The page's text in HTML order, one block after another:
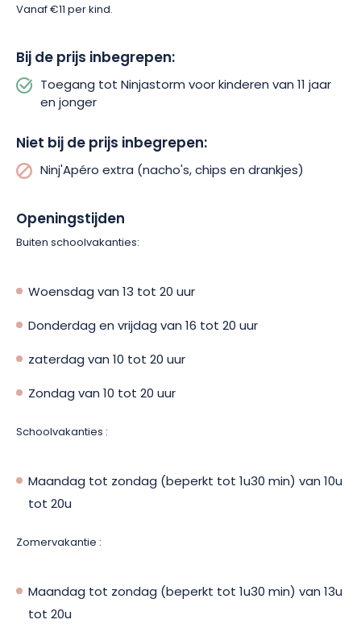
voordat de cursus begint.
Dus waar wacht je nog op? Profiteer van deze
unieke kans en bied je kind een unieke ervaring!
Vanaf €11 per kind.
Bij de prijs inbegrepen:
Toegang tot Ninjastorm voor kinderen van 11 jaar
en jonger
Niet bij de prijs inbegrepen:
Ninj'Apéro extra (nacho's, chips en drankjes)
Openingstijden
Buiten schoolvakanties:
Woensdag van 13 tot 20 uur
Donderdag en vrijdag van 16 tot 20 uur
zaterdag van 10 tot 20 uur
Zondag van 10 tot 20 uur
Schoolvakanties :
Maandag tot zondag (beperkt tot 1u30 min) van 10u
tot 20u
Zomervakantie :
Maandag tot zondag (beperkt tot 1u30 min) van 13u
tot 20u